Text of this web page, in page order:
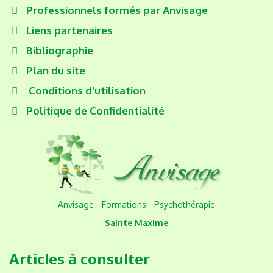
Professionnels formés par Anvisage
Liens partenaires
Bibliographie
Plan du site
Conditions d'utilisation
Politique de Confidentialité
Anvisage - Formations - Psychothérapie
Sainte Maxime
Articles à consulter